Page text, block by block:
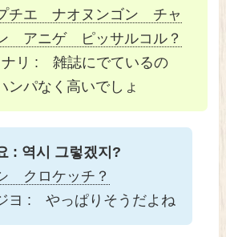
チエ ナオヌンゴン チャ
アニゲ ピッサルコル？
ナリ : 雑誌にでているの
ンパなく高いでしょ
: 역시 그렇겠지?
クロケッチ？
ヨ : やっぱりそうだよね